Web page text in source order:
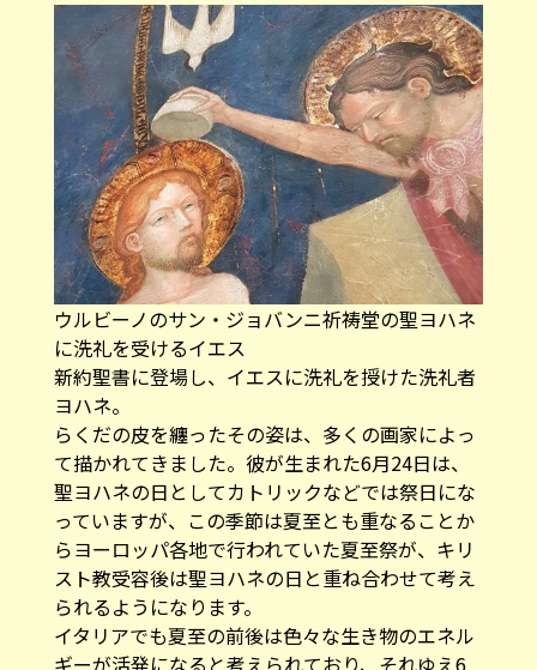
ウルビーノのサン・ジョバンニ祈祷堂の聖ヨハネ
に洗礼を受けるイエス
新約聖書に登場し、イエスに洗礼を授けた洗礼者
ヨハネ。
らくだの皮を纏ったその姿は、多くの画家によっ
て描かれてきました。彼が生まれた6月24日は、
聖ヨハネの日としてカトリックなどでは祭日にな
っていますが、この季節は夏至とも重なることか
らヨーロッパ各地で行われていた夏至祭が、キリ
スト教受容後は聖ヨハネの日と重ね合わせて考え
られるようになります。
イタリアでも夏至の前後は色々な生き物のエネル
ギーが活発になると考えられており、それゆえ6